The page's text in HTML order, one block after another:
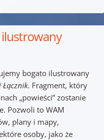
ilustrowany
bogato ilustrowany
Łącznik. Fragment, który
„powieści” zostanie
Pozwoli to WAM
plany i mapy,
osoby, jako że